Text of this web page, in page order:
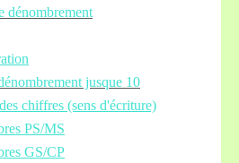
dénombrement
jusque 10
chiffres (sens d'écriture)
PS/MS
GS/CP